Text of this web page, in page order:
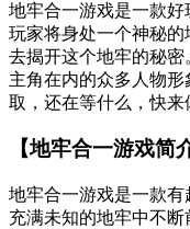
地牢合一游戏是一款好
玩家将身处一个神秘
去揭开这个地牢的秘
主角在内的众多人物
取，还在等什么，快来
【地牢合一游戏简
地牢合一游戏是一款
充满未知的地牢中不